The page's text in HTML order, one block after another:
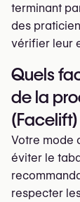
terminant
des
vérifier leur
Quels
de la
Votre mode
éviter le
respecter